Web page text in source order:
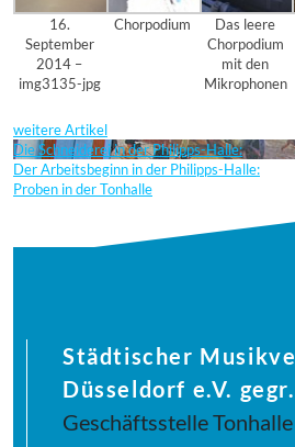
16.
September
2014 –
img3135-jpg
Chorpodium
Das leere
Chorpodium
mit den
Mikrophonen
weitere Artikel
Die Schneiderei in der Philipps-Halle:
Der Arbeitsbeginn in der Philipps-Halle:
Proben in der Tonhalle
Städtischer
Düsseldorf e.V.
Geschäftsstelle